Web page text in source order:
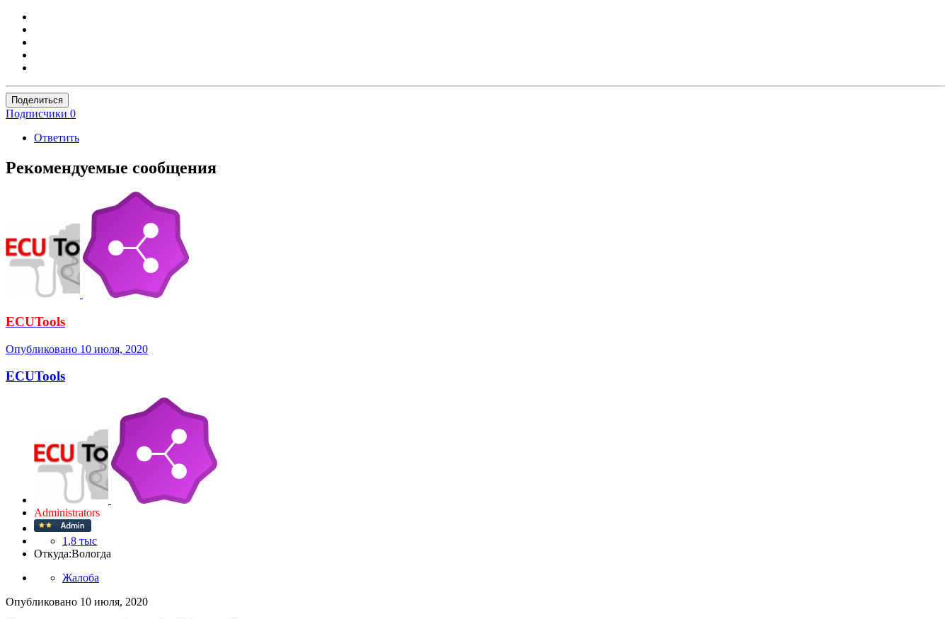
Поделиться
Подписчики 0
Ответить
Рекомендуемые сообщения
ECUTools
Опубликовано 10 июля, 2020
ECUTools
Administrators
1,8 тыс
Откуда:Вологда
Жалоба
Опубликовано 10 июля, 2020